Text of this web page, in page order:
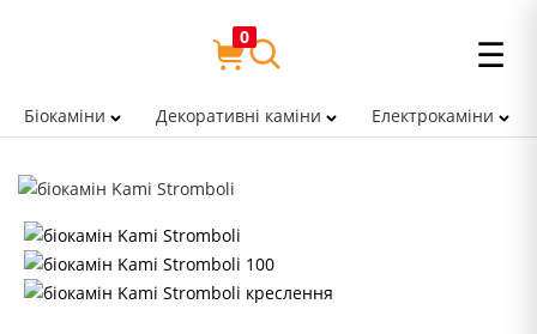
☰
0
Біокаміни Декоративні каміни Електрокаміни